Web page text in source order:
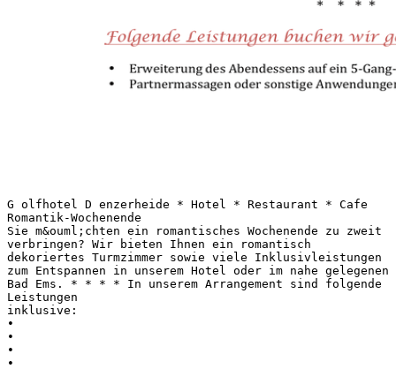
G olfhotel D enzerheide * Hotel * Restaurant * Cafe
Romantik-Wochenende
Sie m&ouml;chten ein romantisches Wochenende zu zweit
verbringen? Wir bieten Ihnen ein romantisch
dekoriertes Turmzimmer sowie viele Inklusivleistungen
zum Entspannen in unserem Hotel oder im nahe gelegenen
Bad Ems. * * * * In unserem Arrangement sind folgende
Leistungen
inklusive:
•
•
•
•